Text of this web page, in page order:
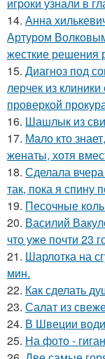
14. Анна
Артуром
жесткие решения
15. Диагноз под
лерчек из
проверкой
16. Шашлык из
17. Мало кто
женаты, хотя
18. Сделала
так, пока я спину
19. Песочные
20. Василий
что уже почти 23
21. Шарлотка на
мин.
22. Как сделать
23. Салат из
24. В Швеции
25. На фото -